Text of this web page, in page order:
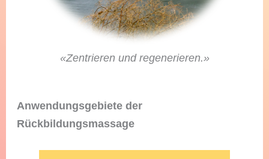
«Zentrieren und regenerieren.»
Anwendungsgebiete der
Rückbildungsmassage